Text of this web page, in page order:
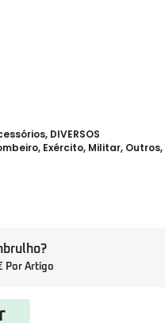
, DIVERSOS
, Exército, Militar, Outros,
Por Artigo